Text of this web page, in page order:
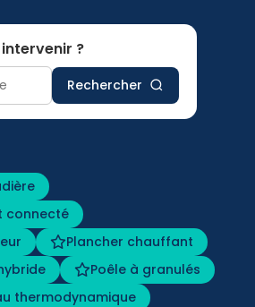
?
Rechercher
connecté
Plancher chauffant
Poêle à granulés
thermodynamique